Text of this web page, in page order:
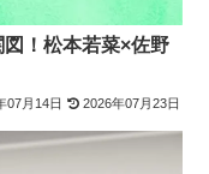
図！松本若菜×佐野
07月14日 2026年07月23日